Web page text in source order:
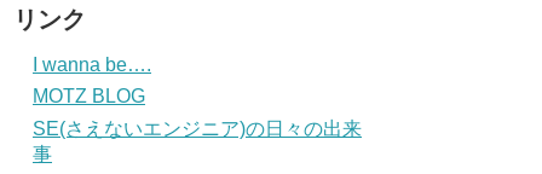
リンク
I wanna be….
MOTZ BLOG
SE(さえないエンジニア)の日々の出来
事